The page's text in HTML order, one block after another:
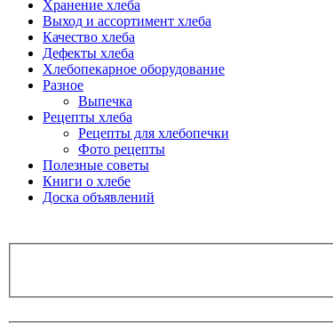
Хранение хлеба
Выход и ассортимент хлеба
Качество хлеба
Дефекты хлеба
Хлебопекарное оборудование
Разное
Выпечка
Рецепты хлеба
Рецепты для хлебопечки
Фото рецепты
Полезные советы
Книги о хлебе
Доска объявлений